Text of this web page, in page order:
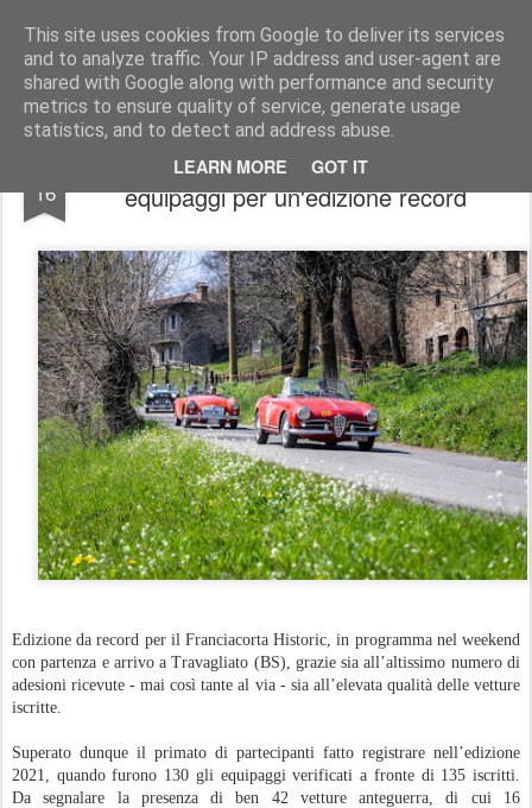
This site uses cookies from Google to deliver its services
and to analyze traffic. Your IP address and user-agent are
shared with Google along with performance and security
metrics to ensure quality of service, generate usage
statistics, and to detect and address abuse.
LEARN MORE GOT IT
AutoMotoCorse. Motorsport Random News 280912
16
19ª Franciacorta Historic 2026: 146
equipaggi per un'edizione record
Edizione da record per il Franciacorta Historic, in programma nel weekend
con partenza e arrivo a Travagliato (BS), grazie sia all’altissimo numero di
adesioni ricevute - mai così tante al via - sia all’elevata qualità delle vetture
iscritte.
Superato dunque il primato di partecipanti fatto registrare nell’edizione
2021, quando furono 130 gli equipaggi verificati a fronte di 135 iscritti.
Da segnalare la presenza di ben 42 vetture anteguerra, di cui 16